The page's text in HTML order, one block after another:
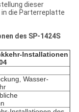
dieser
die Parterreplatte
des SP-1424S
Installationen
Wasser-